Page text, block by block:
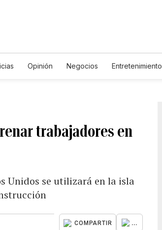
Opinión Negocios Entretenimiento
trabajadores en
Unidos se utilizará en la isla
COMPARTIR ...